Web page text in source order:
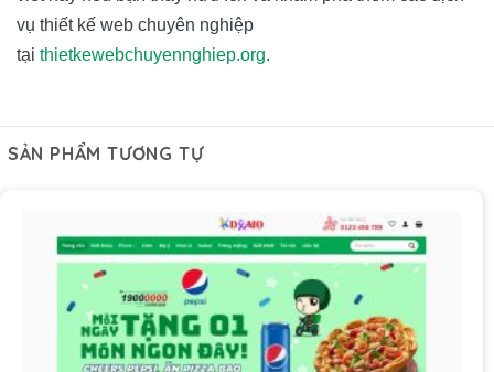
vụ thiết kế web chuyên nghiệp
tại thietkewebchuyennghiep.org.
SẢN PHẨM TƯƠNG TỰ